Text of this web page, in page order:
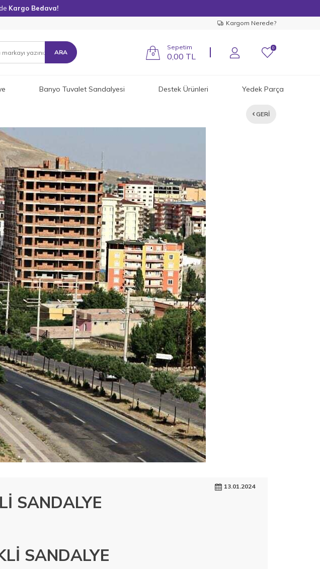
Kargo Bedava!
Kargom Nerede?
ARA 0
Sepetim
0,00 TL
0
Banyo Tuvalet Sandalyesi Destek Ürünleri Yedek Parça
GERI
13.01.2024
SANDALYE
SANDALYE